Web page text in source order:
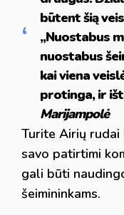
būtent šią
„Nuostabus
nuostabus
kai viena
protinga, ir
Marijampolė
Turite Airių
savo patirtimi
gali būti
šeimininkams.